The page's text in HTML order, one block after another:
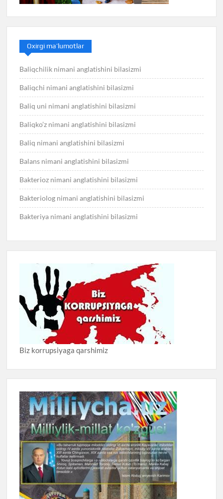
Oxirgi ma’lumotlar
Baliqchilik nimani anglatishini bilasizmi
Baliqchi nimani anglatishini bilasizmi
Baliq uni nimani anglatishini bilasizmi
Baliqko’z nimani anglatishini bilasizmi
Baliq nimani anglatishini bilasizmi
Balans nimani anglatishini bilasizmi
Bakterioz nimani anglatishini bilasizmi
Bakteriolog nimani anglatishini bilasizmi
Bakteriya nimani anglatishini bilasizmi
Biz korrupsiyaga qarshimiz